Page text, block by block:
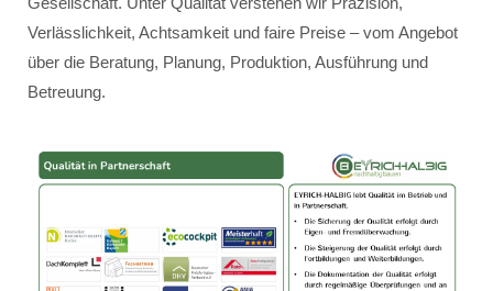
Verlässlichkeit, Achtsamkeit und faire Preise – vom Angebot
über die Beratung, Planung, Produktion, Ausführung und
Betreuung.